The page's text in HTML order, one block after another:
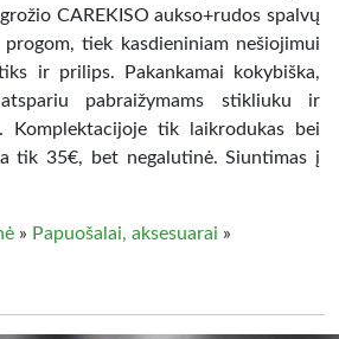
CAREKISO aukso+rudos spalvų
tiek kasdieniniam nešiojimui
ir prilips. Pakankamai kokybiška,
pabraižymams stikliuku ir
Komplektacijoje tik laikrodukas bei
tik 35€, bet negalutinė. Siuntimas į
» Papuošalai, aksesuarai »